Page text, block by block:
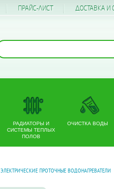
ПРАЙС-ЛИСТ ДОСТАВКА И
РАДИАТОРЫ И
СИСТЕМЫ ТЕПЛЫХ
ПОЛОВ
ОЧИСТКА ВОДЫ
ЭЛЕКТРИЧЕСКИЕ ПРОТОЧНЫЕ ВОДОНАГРЕВАТЕЛИ